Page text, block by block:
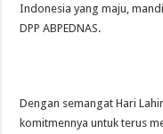
Indonesia yang maju,
DPP ABPEDNAS.
Dengan semangat Hari
komitmennya untuk terus